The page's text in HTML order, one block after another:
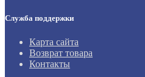
Служба поддержки
Карта сайта
Возврат товара
Контакты